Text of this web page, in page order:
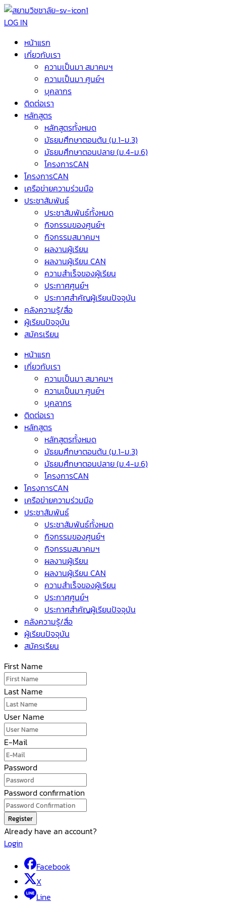
LOG IN
หน้าแรก
เกี่ยวกับเรา
ความเป็นมา สมาคมฯ
ความเป็นมา ศูนย์ฯ
บุคลากร
ติดต่อเรา
หลักสูตร
หลักสูตรทั้งหมด
มัธยมศึกษาตอนต้น (ม.1-ม.3)
มัธยมศึกษาตอนปลาย (ม.4-ม.6)
โครงการCAN
โครงการCAN
เครือข่ายความร่วมมือ
ประชาสัมพันธ์
ประชาสัมพันธ์ทั้งหมด
กิจกรรมของศูนย์ฯ
กิจกรรมสมาคมฯ
ผลงานผู้เรียน
ผลงานผู้เรียน CAN
ความสำเร็จของผู้เรียน
ประกาศศูนย์ฯ
ประกาศสำคัญผู้เรียนปัจจุบัน
คลังความรู้/สื่อ
ผู้เรียนปัจจุบัน
สมัครเรียน
หน้าแรก
เกี่ยวกับเรา
ความเป็นมา สมาคมฯ
ความเป็นมา ศูนย์ฯ
บุคลากร
ติดต่อเรา
หลักสูตร
หลักสูตรทั้งหมด
มัธยมศึกษาตอนต้น (ม.1-ม.3)
มัธยมศึกษาตอนปลาย (ม.4-ม.6)
โครงการCAN
โครงการCAN
เครือข่ายความร่วมมือ
ประชาสัมพันธ์
ประชาสัมพันธ์ทั้งหมด
กิจกรรมของศูนย์ฯ
กิจกรรมสมาคมฯ
ผลงานผู้เรียน
ผลงานผู้เรียน CAN
ความสำเร็จของผู้เรียน
ประกาศศูนย์ฯ
ประกาศสำคัญผู้เรียนปัจจุบัน
คลังความรู้/สื่อ
ผู้เรียนปัจจุบัน
สมัครเรียน
First Name
Last Name
User Name
E-Mail
Password
Password confirmation
Register
Already have an account?
Login
Facebook
X
Line